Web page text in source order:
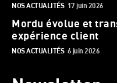
NOS ACTUALITÉS 17 juin 2026
Mordu évolue et
expérience client
NOS ACTUALITÉS 6 juin 2026